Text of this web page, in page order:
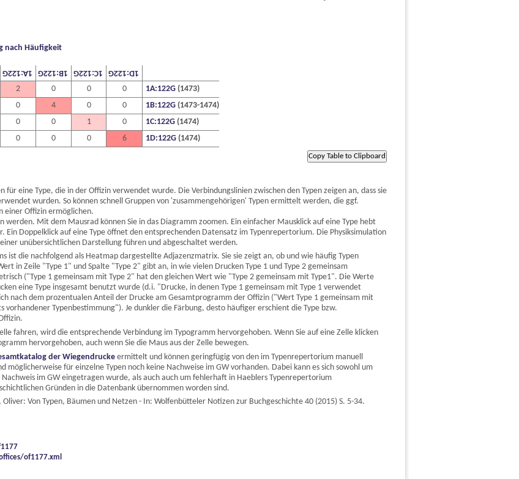
nach Häufigkeit
1A:122G 1B:122G 1C:122G
1D:122G
2
0 0 0 1A:122G (1473)
0
4 0 0 1B:122G (1473-1474)
0
0 1 0 1C:122G (1474)
0
0 0 6 1D:122G (1474)
für eine Type, die in der Offizin verwendet wurde. Die Verbindungslinien zwischen den Typen zeigen an, dass sie
wurden. So können schnell Gruppen von 'zusammengehörigen' Typen ermittelt werden, die ggf.
einer Offizin ermöglichen.
werden. Mit dem Mausrad können Sie in das Diagramm zoomen. Ein einfacher Mausklick auf eine Type hebt
Ein Doppelklick auf eine Type öffnet den entsprechenden Datensatz im Typenrepertorium. Die Physiksimulation
unübersichtlichen Darstellung führen und abgeschaltet werden.
ist die nachfolgend als Heatmap dargestellte Adjazenzmatrix. Sie sie zeigt an, ob und wie häufig Typen
in Zeile "Type 1" und Spalte "Type 2" gibt an, in wie vielen Drucken Type 1 und Type 2 gemeinsam
("Type 1 gemeinsam mit Type 2" hat den gleichen Wert wie "Type 2 gemeinsam mit Type1". Die Werte
eine Type insgesamt benutzt wurde (d.i. "Drucke, in denen Type 1 gemeinsam mit Type 1 verwendet
nach dem prozentualen Anteil der Drucke am Gesamtprogramm der Offizin ("Wert Type 1 gemeinsam mit
Typenbestimmung"). Je dunkler die Färbung, desto häufiger erschient die Type bzw.
fahren, wird die entsprechende Verbindung im Typogramm hervorgehoben. Wenn Sie auf eine Zelle klicken
hervorgehoben, auch wenn Sie die Maus aus der Zelle bewegen.
der Wiegendruckeermittelt und können geringfügig von den im Typenrepertorium manuell
möglicherweise für einzelne Typen noch keine Nachweise im GW vorhanden. Dabei kann es sich sowohl um
im GW eingetragen wurde, als auch auch um fehlerhaft in Haeblers Typenrepertorium
Gründen in die Datenbank übernommen worden sind.
Von Typen, Bäumen und Netzen - In: Wolfenbütteler Notizen zur Buchgeschichte 40 (2015) S. 5-34.
of1177.xml